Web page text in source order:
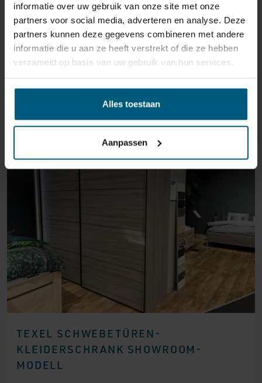
informatie over uw gebruik van onze site met onze
partners voor social media, adverteren en analyse. Deze
partners kunnen deze gegevens combineren met andere
informatie die u aan ze heeft verstrekt of die ze hebben
verzameld op basis van uw gebruik van hun services.
Alles toestaan
Aanpassen
ÄHNLICHE PRODUKTE
TEXEL SCHWEBETÜREN-
KLEIDERSCHRANK SHOWROOM-
MODELL